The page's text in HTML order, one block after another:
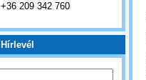
+36 209 342 760
Hírlevél